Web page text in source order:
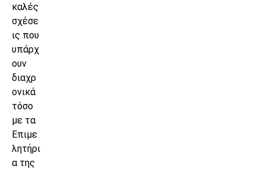
καλές
σχέσε
ις που
υπάρχ
ουν
διαχρ
ονικά
τόσο
με τα
Επιμε
λητήρι
α της